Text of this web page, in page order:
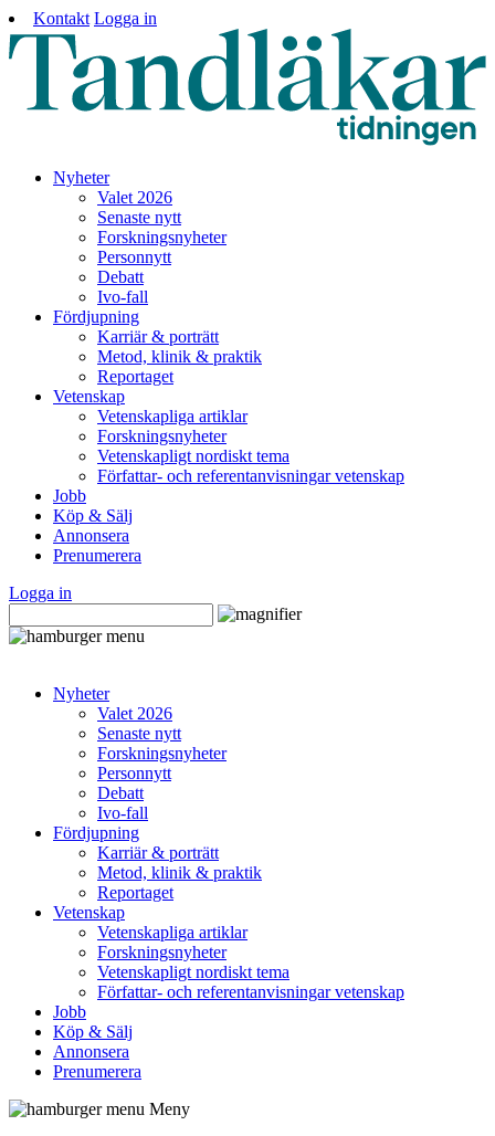
Kontakt Logga in
Nyheter
Valet 2026
Senaste nytt
Forskningsnyheter
Personnytt
Debatt
Ivo-fall
Fördjupning
Karriär & porträtt
Metod, klinik & praktik
Reportaget
Vetenskap
Vetenskapliga artiklar
Forskningsnyheter
Vetenskapligt nordiskt tema
Författar- och referentanvisningar vetenskap
Jobb
Köp & Sälj
Annonsera
Prenumerera
Logga in
Nyheter
Valet 2026
Senaste nytt
Forskningsnyheter
Personnytt
Debatt
Ivo-fall
Fördjupning
Karriär & porträtt
Metod, klinik & praktik
Reportaget
Vetenskap
Vetenskapliga artiklar
Forskningsnyheter
Vetenskapligt nordiskt tema
Författar- och referentanvisningar vetenskap
Jobb
Köp & Sälj
Annonsera
Prenumerera
Meny